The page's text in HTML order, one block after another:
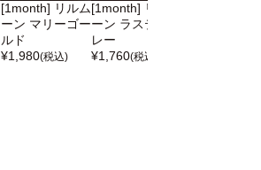
[1month] リルム
ーン マリーゴー
ルド
¥1,980(税込)
[1month] リルム
ーン ラスティグ
レー
¥1,760(税込)